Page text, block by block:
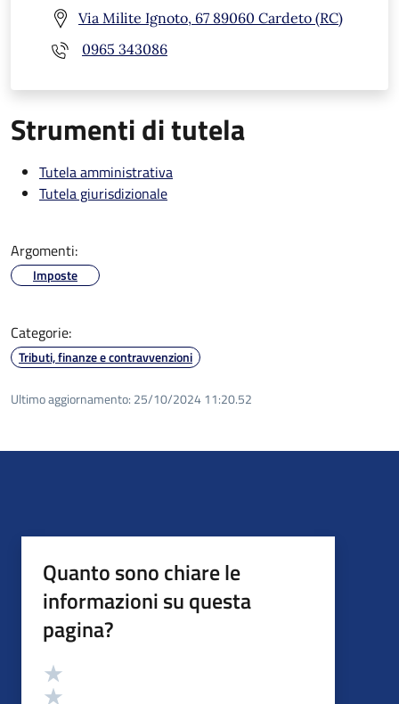
Via Milite Ignoto, 67 89060 Cardeto (RC)
0965 343086
Strumenti di tutela
Tutela amministrativa
Tutela giurisdizionale
Argomenti:
Imposte
Categorie:
Tributi, finanze e contravvenzioni
Ultimo aggiornamento: 25/10/2024 11:20.52
Quanto sono chiare le
informazioni su questa
pagina?
Valutazione